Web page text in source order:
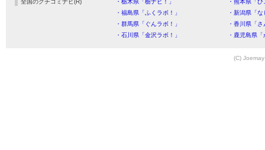
・福島県「ふくラボ！」
・新潟県「
・群馬県「ぐんラボ！」
・香川県「
・石川県「金沢ラボ！」
・鹿児島県
(C)